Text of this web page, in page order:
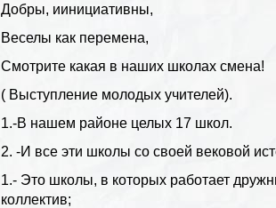
Добры, иинициативны,
Веселы как перемена,
Смотрите какая в наших школах смена!
( Выступление молодых учителей).
1.-В нашем районе целых 17 школ.
2. -И все эти школы со своей вековой
1.- Это школы, в которых работает
коллектив;